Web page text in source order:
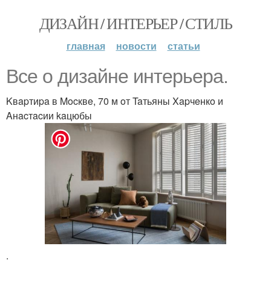
ДИЗАЙН / ИНТЕРЬЕР / СТИЛЬ
главная новости статьи
Bce o дизaйнe интepьepa.
Kвapтиpa в Mocквe, 70 м oт Taтьяны Xapчeнкo и
Aнacтacии kaцюбы
.